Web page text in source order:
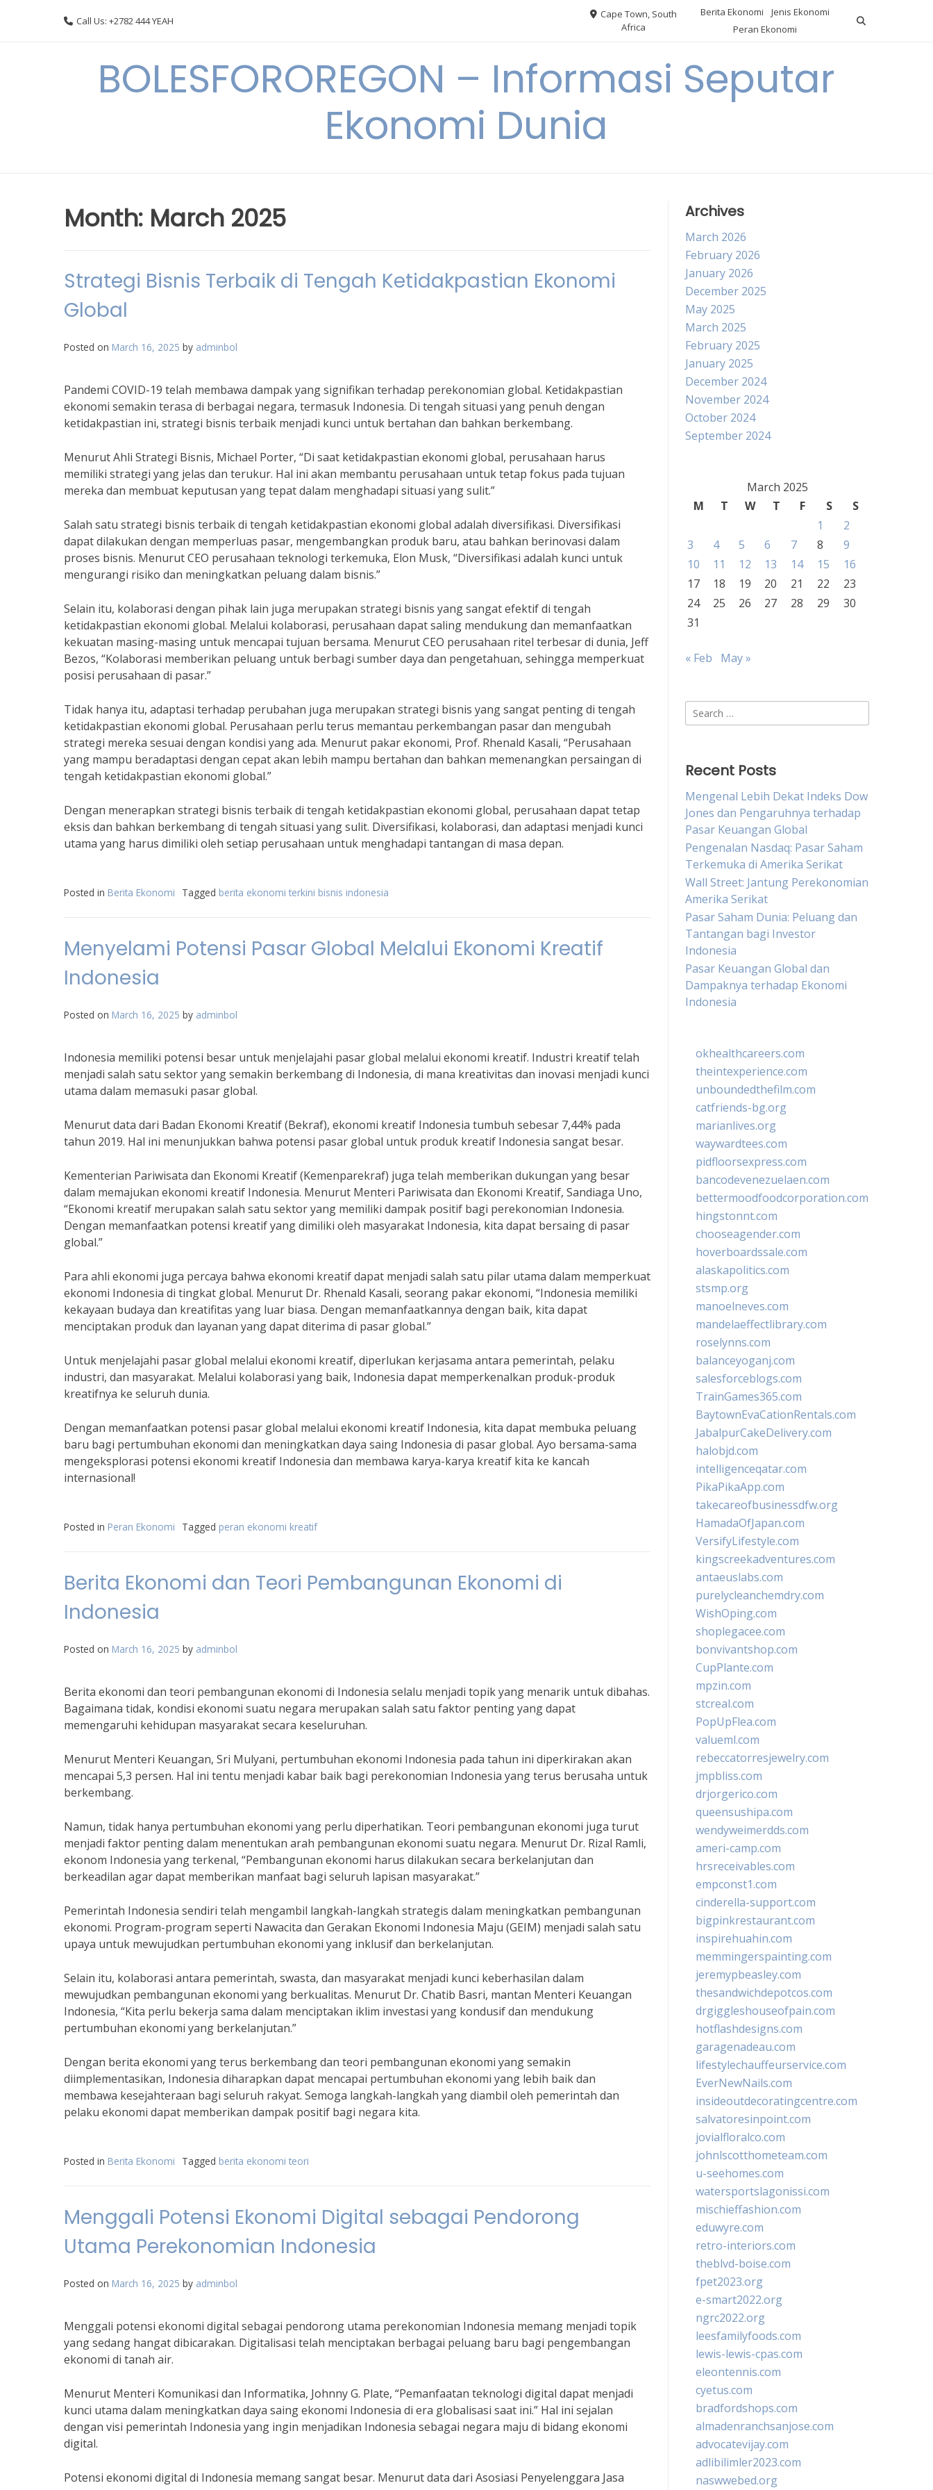
Call Us: +2782 444 YEAH
Cape Town, South
Africa
Berita Ekonomi
Jenis Ekonomi
Peran Ekonomi
BOLESFOROREGON – Informasi Seputar
Ekonomi Dunia
Month: March 2025
Strategi Bisnis Terbaik di Tengah Ketidakpastian Ekonomi
Global
Posted on March 16, 2025 by adminbol
Pandemi COVID-19 telah membawa dampak yang signifikan terhadap perekonomian global. Ketidakpastian
ekonomi semakin terasa di berbagai negara, termasuk Indonesia. Di tengah situasi yang penuh dengan
ketidakpastian ini, strategi bisnis terbaik menjadi kunci untuk bertahan dan bahkan berkembang.
Menurut Ahli Strategi Bisnis, Michael Porter, “Di saat ketidakpastian ekonomi global, perusahaan harus
memiliki strategi yang jelas dan terukur. Hal ini akan membantu perusahaan untuk tetap fokus pada tujuan
mereka dan membuat keputusan yang tepat dalam menghadapi situasi yang sulit.”
Salah satu strategi bisnis terbaik di tengah ketidakpastian ekonomi global adalah diversifikasi. Diversifikasi
dapat dilakukan dengan memperluas pasar, mengembangkan produk baru, atau bahkan berinovasi dalam
proses bisnis. Menurut CEO perusahaan teknologi terkemuka, Elon Musk, “Diversifikasi adalah kunci untuk
mengurangi risiko dan meningkatkan peluang dalam bisnis.”
Selain itu, kolaborasi dengan pihak lain juga merupakan strategi bisnis yang sangat efektif di tengah
ketidakpastian ekonomi global. Melalui kolaborasi, perusahaan dapat saling mendukung dan memanfaatkan
kekuatan masing-masing untuk mencapai tujuan bersama. Menurut CEO perusahaan ritel terbesar di dunia, Jeff
Bezos, “Kolaborasi memberikan peluang untuk berbagi sumber daya dan pengetahuan, sehingga memperkuat
posisi perusahaan di pasar.”
Tidak hanya itu, adaptasi terhadap perubahan juga merupakan strategi bisnis yang sangat penting di tengah
ketidakpastian ekonomi global. Perusahaan perlu terus memantau perkembangan pasar dan mengubah
strategi mereka sesuai dengan kondisi yang ada. Menurut pakar ekonomi, Prof. Rhenald Kasali, “Perusahaan
yang mampu beradaptasi dengan cepat akan lebih mampu bertahan dan bahkan memenangkan persaingan di
tengah ketidakpastian ekonomi global.”
Dengan menerapkan strategi bisnis terbaik di tengah ketidakpastian ekonomi global, perusahaan dapat tetap
eksis dan bahkan berkembang di tengah situasi yang sulit. Diversifikasi, kolaborasi, dan adaptasi menjadi kunci
utama yang harus dimiliki oleh setiap perusahaan untuk menghadapi tantangan di masa depan.
Posted in Berita Ekonomi Tagged berita ekonomi terkini bisnis indonesia
Menyelami Potensi Pasar Global Melalui Ekonomi Kreatif
Indonesia
Posted on March 16, 2025 by adminbol
Indonesia memiliki potensi besar untuk menjelajahi pasar global melalui ekonomi kreatif. Industri kreatif telah
menjadi salah satu sektor yang semakin berkembang di Indonesia, di mana kreativitas dan inovasi menjadi kunci
utama dalam memasuki pasar global.
Menurut data dari Badan Ekonomi Kreatif (Bekraf), ekonomi kreatif Indonesia tumbuh sebesar 7,44% pada
tahun 2019. Hal ini menunjukkan bahwa potensi pasar global untuk produk kreatif Indonesia sangat besar.
Kementerian Pariwisata dan Ekonomi Kreatif (Kemenparekraf) juga telah memberikan dukungan yang besar
dalam memajukan ekonomi kreatif Indonesia. Menurut Menteri Pariwisata dan Ekonomi Kreatif, Sandiaga Uno,
“Ekonomi kreatif merupakan salah satu sektor yang memiliki dampak positif bagi perekonomian Indonesia.
Dengan memanfaatkan potensi kreatif yang dimiliki oleh masyarakat Indonesia, kita dapat bersaing di pasar
global.”
Para ahli ekonomi juga percaya bahwa ekonomi kreatif dapat menjadi salah satu pilar utama dalam memperkuat
ekonomi Indonesia di tingkat global. Menurut Dr. Rhenald Kasali, seorang pakar ekonomi, “Indonesia memiliki
kekayaan budaya dan kreatifitas yang luar biasa. Dengan memanfaatkannya dengan baik, kita dapat
menciptakan produk dan layanan yang dapat diterima di pasar global.”
Untuk menjelajahi pasar global melalui ekonomi kreatif, diperlukan kerjasama antara pemerintah, pelaku
industri, dan masyarakat. Melalui kolaborasi yang baik, Indonesia dapat memperkenalkan produk-produk
kreatifnya ke seluruh dunia.
Dengan memanfaatkan potensi pasar global melalui ekonomi kreatif Indonesia, kita dapat membuka peluang
baru bagi pertumbuhan ekonomi dan meningkatkan daya saing Indonesia di pasar global. Ayo bersama-sama
mengeksplorasi potensi ekonomi kreatif Indonesia dan membawa karya-karya kreatif kita ke kancah
internasional!
Posted in Peran Ekonomi Tagged peran ekonomi kreatif
Berita Ekonomi dan Teori Pembangunan Ekonomi di
Indonesia
Posted on March 16, 2025 by adminbol
Berita ekonomi dan teori pembangunan ekonomi di Indonesia selalu menjadi topik yang menarik untuk dibahas.
Bagaimana tidak, kondisi ekonomi suatu negara merupakan salah satu faktor penting yang dapat
memengaruhi kehidupan masyarakat secara keseluruhan.
Menurut Menteri Keuangan, Sri Mulyani, pertumbuhan ekonomi Indonesia pada tahun ini diperkirakan akan
mencapai 5,3 persen. Hal ini tentu menjadi kabar baik bagi perekonomian Indonesia yang terus berusaha untuk
berkembang.
Namun, tidak hanya pertumbuhan ekonomi yang perlu diperhatikan. Teori pembangunan ekonomi juga turut
menjadi faktor penting dalam menentukan arah pembangunan ekonomi suatu negara. Menurut Dr. Rizal Ramli,
ekonom Indonesia yang terkenal, “Pembangunan ekonomi harus dilakukan secara berkelanjutan dan
berkeadilan agar dapat memberikan manfaat bagi seluruh lapisan masyarakat.”
Pemerintah Indonesia sendiri telah mengambil langkah-langkah strategis dalam meningkatkan pembangunan
ekonomi. Program-program seperti Nawacita dan Gerakan Ekonomi Indonesia Maju (GEIM) menjadi salah satu
upaya untuk mewujudkan pertumbuhan ekonomi yang inklusif dan berkelanjutan.
Selain itu, kolaborasi antara pemerintah, swasta, dan masyarakat menjadi kunci keberhasilan dalam
mewujudkan pembangunan ekonomi yang berkualitas. Menurut Dr. Chatib Basri, mantan Menteri Keuangan
Indonesia, “Kita perlu bekerja sama dalam menciptakan iklim investasi yang kondusif dan mendukung
pertumbuhan ekonomi yang berkelanjutan.”
Dengan berita ekonomi yang terus berkembang dan teori pembangunan ekonomi yang semakin
diimplementasikan, Indonesia diharapkan dapat mencapai pertumbuhan ekonomi yang lebih baik dan
membawa kesejahteraan bagi seluruh rakyat. Semoga langkah-langkah yang diambil oleh pemerintah dan
pelaku ekonomi dapat memberikan dampak positif bagi negara kita.
Posted in Berita Ekonomi Tagged berita ekonomi teori
Menggali Potensi Ekonomi Digital sebagai Pendorong
Utama Perekonomian Indonesia
Posted on March 16, 2025 by adminbol
Menggali potensi ekonomi digital sebagai pendorong utama perekonomian Indonesia memang menjadi topik
yang sedang hangat dibicarakan. Digitalisasi telah menciptakan berbagai peluang baru bagi pengembangan
ekonomi di tanah air.
Menurut Menteri Komunikasi dan Informatika, Johnny G. Plate, “Pemanfaatan teknologi digital dapat menjadi
kunci utama dalam meningkatkan daya saing ekonomi Indonesia di era globalisasi saat ini.” Hal ini sejalan
dengan visi pemerintah Indonesia yang ingin menjadikan Indonesia sebagai negara maju di bidang ekonomi
digital.
Potensi ekonomi digital di Indonesia memang sangat besar. Menurut data dari Asosiasi Penyelenggara Jasa
Archives
March 2026
February 2026
January 2026
December 2025
May 2025
March 2025
February 2025
January 2025
December 2024
November 2024
October 2024
September 2024
March 2025
M
T W T F S
S
1
2
3
4 5 6 7 8
9
10
11 12 13 14 15
16
17
18 19 20 21 22
23
24
25 26 27 28 29
30
31
« Feb May »
Search
for:
Recent Posts
Mengenal Lebih Dekat Indeks Dow
Jones dan Pengaruhnya terhadap
Pasar Keuangan Global
Pengenalan Nasdaq: Pasar Saham
Terkemuka di Amerika Serikat
Wall Street: Jantung Perekonomian
Amerika Serikat
Pasar Saham Dunia: Peluang dan
Tantangan bagi Investor
Indonesia
Pasar Keuangan Global dan
Dampaknya terhadap Ekonomi
Indonesia
okhealthcareers.com
theintexperience.com
unboundedthefilm.com
catfriends-bg.org
marianlives.org
waywardtees.com
pidfloorsexpress.com
bancodevenezuelaen.com
bettermoodfoodcorporation.com
hingstonnt.com
chooseagender.com
hoverboardssale.com
alaskapolitics.com
stsmp.org
manoelneves.com
mandelaeffectlibrary.com
roselynns.com
balanceyoganj.com
salesforceblogs.com
TrainGames365.com
BaytownEvaCationRentals.com
JabalpurCakeDelivery.com
halobjd.com
intelligenceqatar.com
PikaPikaApp.com
takecareofbusinessdfw.org
HamadaOfJapan.com
VersifyLifestyle.com
kingscreekadventures.com
antaeuslabs.com
purelycleanchemdry.com
WishOping.com
shoplegacee.com
bonvivantshop.com
CupPlante.com
mpzin.com
stcreal.com
PopUpFlea.com
valueml.com
rebeccatorresjewelry.com
jmpbliss.com
drjorgerico.com
queensushipa.com
wendyweimerdds.com
ameri-camp.com
hrsreceivables.com
empconst1.com
cinderella-support.com
bigpinkrestaurant.com
inspirehuahin.com
memmingerspainting.com
jeremypbeasley.com
thesandwichdepotcos.com
drgiggleshouseofpain.com
hotflashdesigns.com
garagenadeau.com
lifestylechauffeurservice.com
EverNewNails.com
insideoutdecoratingcentre.com
salvatoresinpoint.com
jovialfloralco.com
johnlscotthometeam.com
u-seehomes.com
watersportslagonissi.com
mischieffashion.com
eduwyre.com
retro-interiors.com
theblvd-boise.com
fpet2023.org
e-smart2022.org
ngrc2022.org
leesfamilyfoods.com
lewis-lewis-cpas.com
eleontennis.com
cyetus.com
bradfordshops.com
almadenranchsanjose.com
advocatevijay.com
adlibilimler2023.com
naswwebed.org